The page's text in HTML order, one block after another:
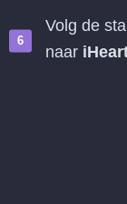
Volg de
naar